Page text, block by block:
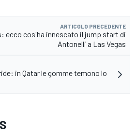
ARTICOLO PRECEDENTE
ecco cos'ha innescato il jump start di
Antonelli a Las Vegas
in Qatar le gomme temono lo